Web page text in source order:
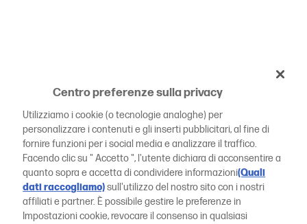
Centro preferenze sulla privacy
Utilizziamo i cookie (o tecnologie analoghe) per
personalizzare i contenuti e gli inserti pubblicitari, al fine di
fornire funzioni per i social media e analizzare il traffico.
Facendo clic su " Accetto ", l'utente dichiara di acconsentire a
quanto sopra e accetta di condividere informazioni(Quali
dati raccogliamo)sull'utilizzo del nostro sito con i nostri
affiliati e partner. È possibile gestire le preferenze in
Impostazioni cookie, revocare il consenso in qualsiasi